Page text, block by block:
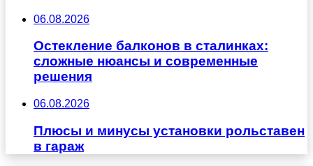
06.08.2026
Остекление балконов в сталинках:
сложные нюансы и современные
решения
06.08.2026
Плюсы и минусы установки рольставен
в гараж